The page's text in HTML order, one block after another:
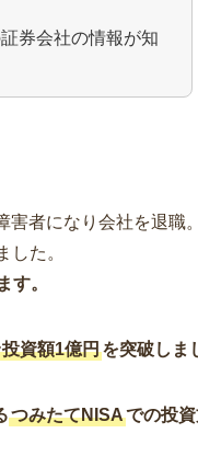
券会社の情報が知
者になり会社を退職。
た。
す。
投資額1億円を突破しま
つみたてNISAでの投